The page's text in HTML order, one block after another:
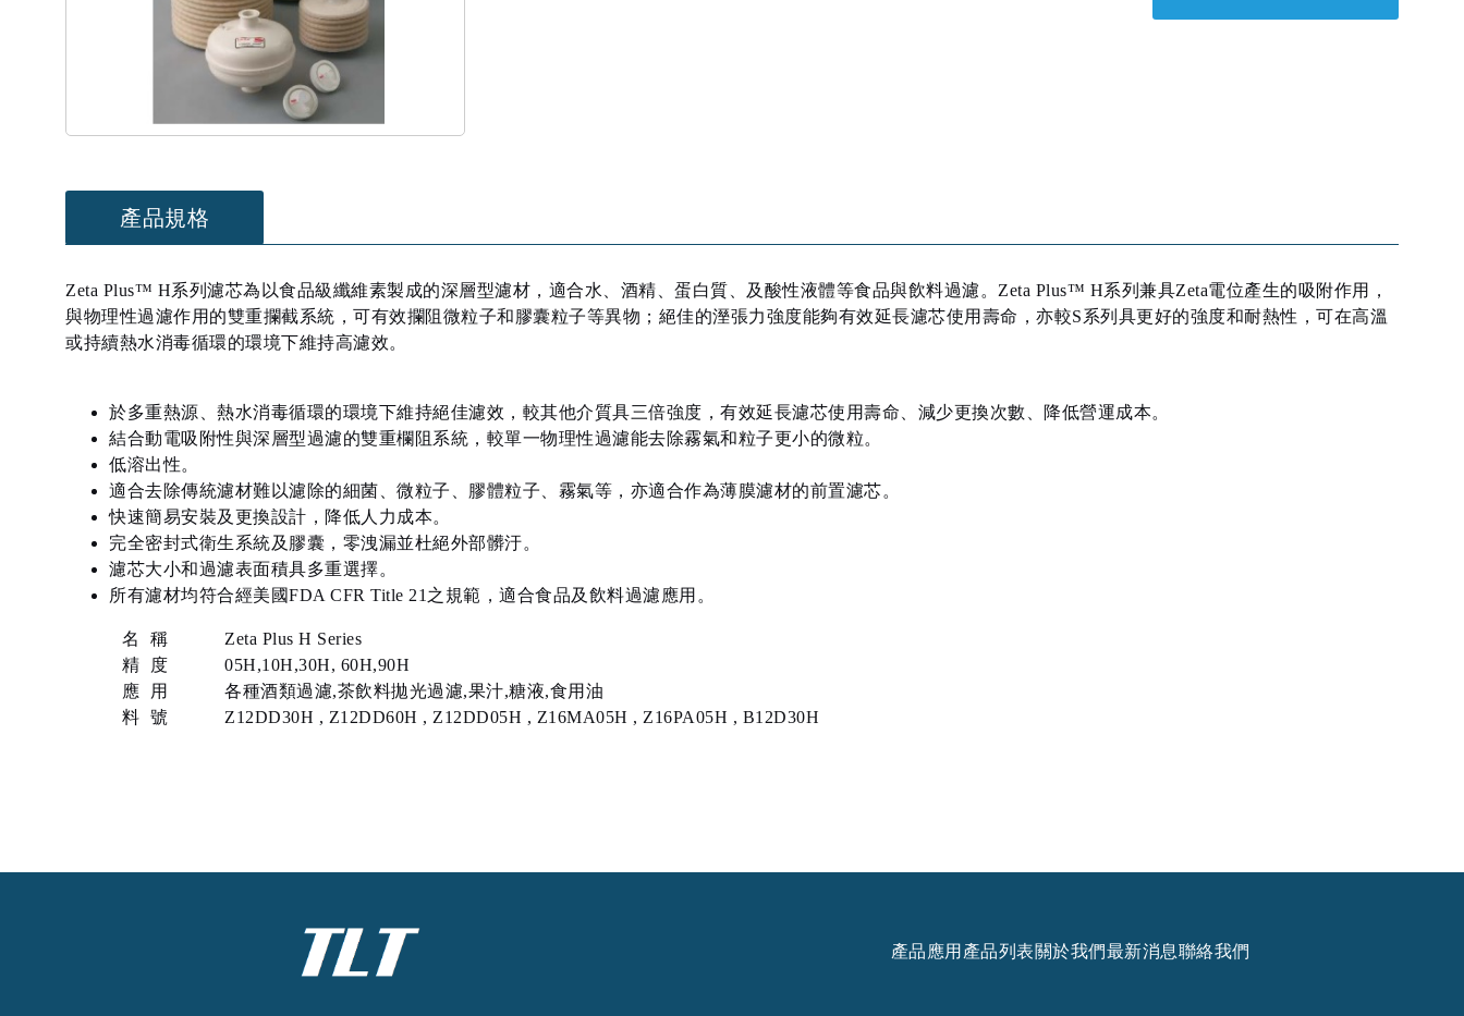
產品規格
Zeta Plus™ H系列濾芯為以食品級纖維素製成的深層型濾材，適合水、酒精、蛋白質、及酸性液體等食品與飲料過濾。Zeta Plus™ H系列兼具Zeta電位產生的吸附作用，
與物理性過濾作用的雙重攔截系統，可有效攔阻微粒子和膠囊粒子等異物；絕佳的溼張力強度能夠有效延長濾芯使用壽命，亦較S系列具更好的強度和耐熱性，可在高溫
或持續熱水消毒循環的環境下維持高濾效。
於多重熱源、熱水消毒循環的環境下維持絕佳濾效，較其他介質具三倍強度，有效延長濾芯使用壽命、減少更換次數、降低營運成本。
結合動電吸附性與深層型過濾的雙重欄阻系統，較單一物理性過濾能去除霧氣和粒子更小的微粒。
低溶出性。
適合去除傳統濾材難以濾除的細菌、微粒子、膠體粒子、霧氣等，亦適合作為薄膜濾材的前置濾芯。
快速簡易安裝及更換設計，降低人力成本。
完全密封式衛生系統及膠囊，零洩漏並杜絕外部髒汙。
濾芯大小和過濾表面積具多重選擇。
所有濾材均符合經美國FDA CFR Title 21之規範，適合食品及飲料過濾應用。
名 稱
Zeta Plus H Series
精 度
05H,10H,30H, 60H,90H
應 用
各種酒類過濾,茶飲料拋光過濾,果汁,糖液,食用油
料 號
Z12DD30H , Z12DD60H , Z12DD05H , Z16MA05H , Z16PA05H , B12D30H
產品應用 產品列表關於我們最新消息聯絡我們